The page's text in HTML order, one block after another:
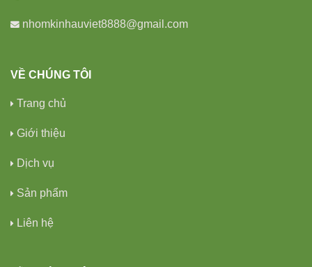
nhomkinhauviet8888@gmail.com
VỀ CHÚNG TÔI
Trang chủ
Giới thiệu
Dịch vụ
Sản phẩm
Liên hệ